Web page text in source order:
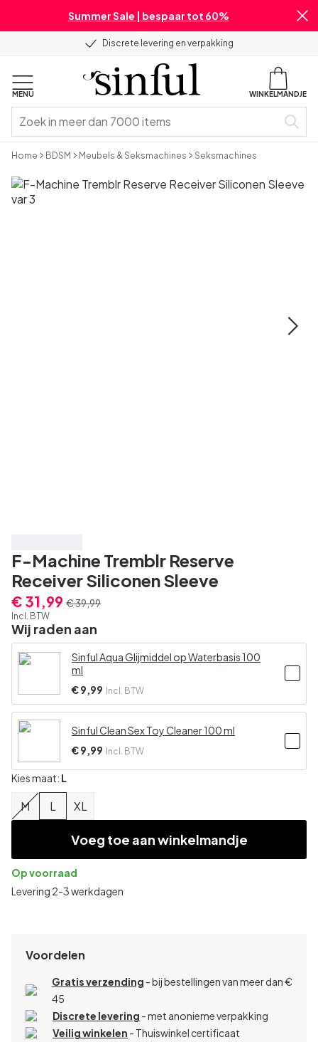
Summer Sale | bespaar tot 60%
Discrete levering en verpakking
MENU WINKELMANDJE
Home BDSM Meubels & Seksmachines Seksmachines
F-Machine Tremblr Reserve
Receiver Siliconen Sleeve
€ 31,99 € 39,99
Incl. BTW
Wij raden aan
Sinful Aqua Glijmiddel op Waterbasis 100
ml
€ 9,99 Incl. BTW
Sinful Clean Sex Toy Cleaner 100 ml
€ 9,99 Incl. BTW
Kies maat: L
M L XL
Voeg toe aan winkelmandje
Op voorraad
Levering 2-3 werkdagen
Voordelen
Gratis verzending - bij bestellingen van meer dan €
45
Discrete levering - met anonieme verpakking
Veilig winkelen - Thuiswinkel certificaat